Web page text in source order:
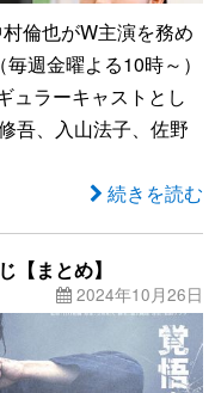
倫也がW主演を務め
週金曜よる10時～）
ュラーキャストとし
吾、入山法子、佐野
続きを読む
【まとめ】
2024年10月26日